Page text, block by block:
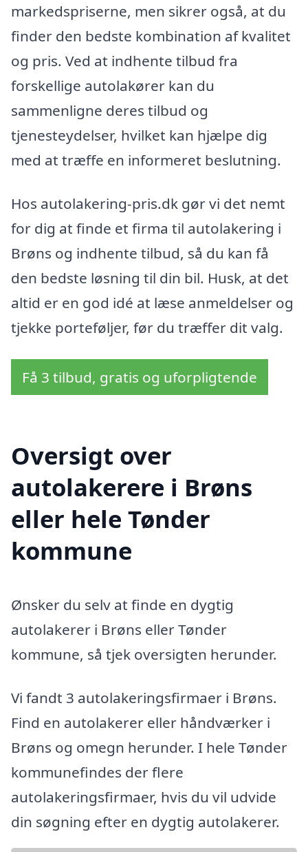
markedspriserne, men sikrer også, at du
finder den bedste kombination af kvalitet
og pris. Ved at indhente tilbud fra
forskellige autolakører kan du
sammenligne deres tilbud og
tjenesteydelser, hvilket kan hjælpe dig
med at træffe en informeret beslutning.
Hos autolakering-pris.dk gør vi det nemt
for dig at finde et firma til autolakering i
Brøns og indhente tilbud, så du kan få
den bedste løsning til din bil. Husk, at det
altid er en god idé at læse anmeldelser og
tjekke porteføljer, før du træffer dit valg.
Få 3 tilbud, gratis og uforpligtende
Oversigt over
autolakerere i Brøns
eller hele Tønder
kommune
Ønsker du selv at finde en dygtig
autolakerer i Brøns eller Tønder
kommune, så tjek oversigten herunder.
Vi fandt 3 autolakeringsfirmaer i Brøns.
Find en autolakerer eller håndværker i
Brøns og omegn herunder. I hele Tønder
kommunefindes der flere
autolakeringsfirmaer, hvis du vil udvide
din søgning efter en dygtig autolakerer.